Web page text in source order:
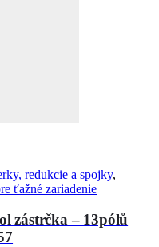
redukcie a spojky,
ťažné zariadenie
zástrčka – 13pólů